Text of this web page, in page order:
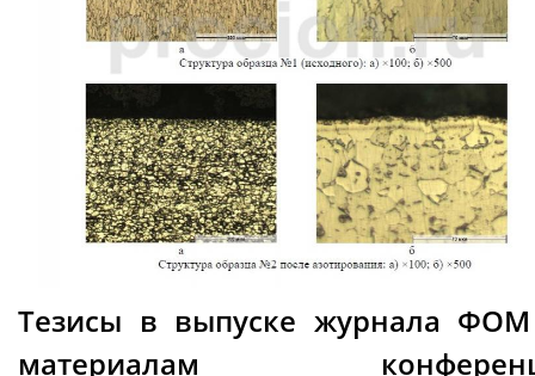
Тезисы в выпуске журнала
материалам